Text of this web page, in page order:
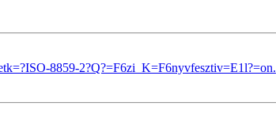
8859-2?Q?=F6zi_K=F6nyvfesztiv=E1l?=on.